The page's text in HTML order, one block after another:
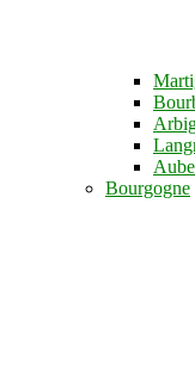
Bourgogne